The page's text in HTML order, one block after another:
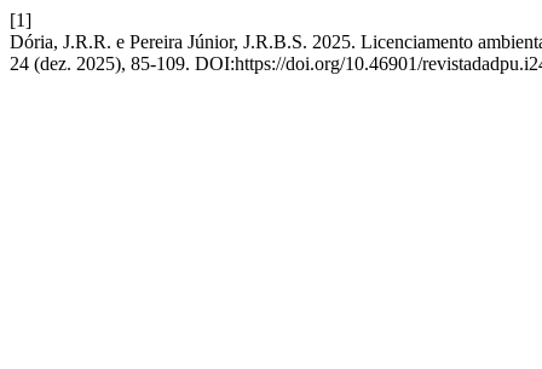
[1]
Dória, J.R.R. e Pereira Júnior, J.R.B.S. 2025. Licenciamento
24 (dez. 2025), 85-109. DOI:https://doi.org/10.46901/